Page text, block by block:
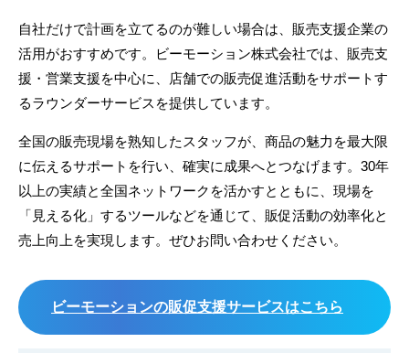
自社だけで計画を立てるのが難しい場合は、販売支援企業の
活用がおすすめです。ビーモーション株式会社では、販売支
援・営業支援を中心に、店舗での販売促進活動をサポートす
るラウンダーサービスを提供しています。
全国の販売現場を熟知したスタッフが、商品の魅力を最大限
に伝えるサポートを行い、確実に成果へとつなげます。30年
以上の実績と全国ネットワークを活かすとともに、現場を
「見える化」するツールなどを通じて、販促活動の効率化と
売上向上を実現します。ぜひお問い合わせください。
ビーモーションの販促支援サービスはこちら